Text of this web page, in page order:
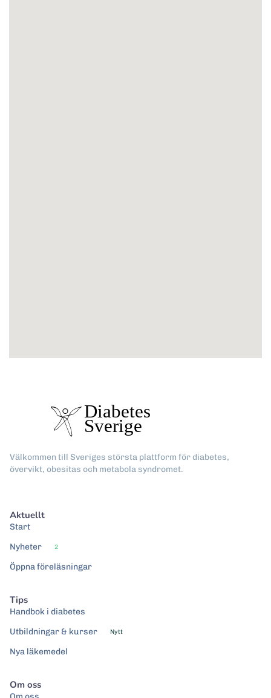
Välkommen till Sveriges största plattform för diabetes,
övervikt, obesitas och metabola syndromet.
Aktuellt
Start
Nyheter
2
Öppna föreläsningar
Tips
Handbok i diabetes
Utbildningar & kurser
Nytt
Nya läkemedel
Om oss